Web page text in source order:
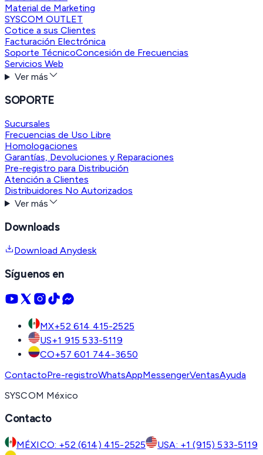
Material de Marketing
SYSCOM OUTLET
Cotice a sus Clientes
Facturación Electrónica
Soporte TécnicoConcesión de Frecuencias
Servicios Web
Ver más
SOPORTE
Sucursales
Frecuencias de Uso Libre
Homologaciones
Garantías, Devoluciones y Reparaciones
Pre-registro para Distribución
Atención a Clientes
Distribuidores No Autorizados
Ver más
Downloads
Download Anydesk
Síguenos en
MX+52 614 415-2525
US+1 915 533-5119
CO+57 601 744-3650
ContactoPre-registroWhatsAppMessengerVentasAyuda
SYSCOM México
Contacto
MÉXICO: +52 (614) 415-2525
USA: +1 (915) 533-5119